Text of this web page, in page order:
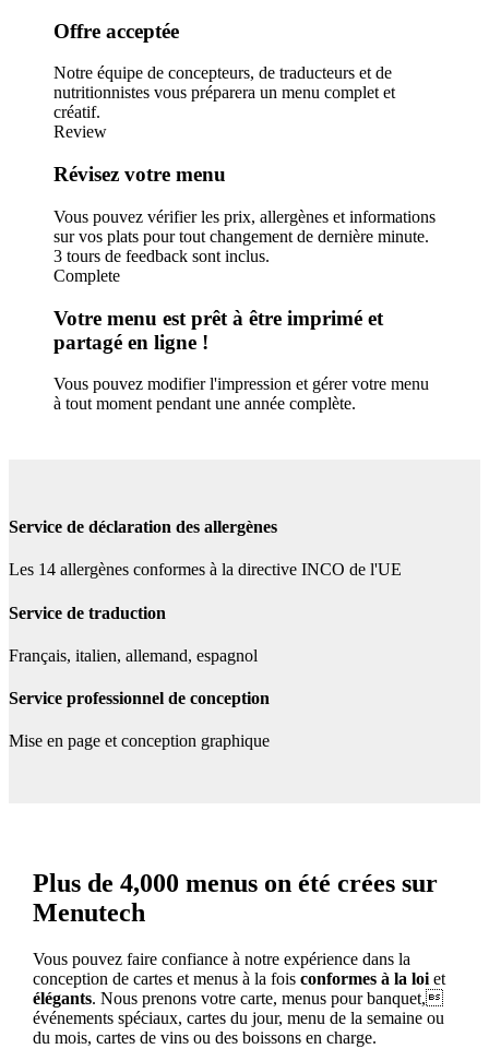
Offre acceptée
Notre équipe de concepteurs, de traducteurs et de
nutritionnistes vous préparera un menu complet et
créatif.
Review
Révisez votre menu
Vous pouvez vérifier les prix, allergènes et informations
sur vos plats pour tout changement de dernière minute.
3 tours de feedback sont inclus.
Complete
Votre menu est prêt à être imprimé et
partagé en ligne !
Vous pouvez modifier l'impression et gérer votre menu
à tout moment pendant une année complète.
Service de déclaration des allergènes
Les 14 allergènes conformes à la directive INCO de l'UE
Service de traduction
Français, italien, allemand, espagnol
Service professionnel de conception
Mise en page et conception graphique
Plus de 4,000 menus on été crées sur
Menutech
Vous pouvez faire confiance à notre expérience dans la
conception de cartes et menus à la fois conformes à la loiet
élégants. Nous prenons votre carte, menus pour banquet,
événements spéciaux, cartes du jour, menu de la semaine ou
du mois, cartes de vins ou des boissons en charge.